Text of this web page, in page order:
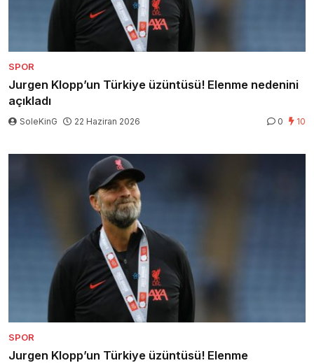
SPOR
Jurgen Klopp’un Türkiye üzüntüsü! Elenme nedenini
açıkladı
SoleKinG 22 Haziran 2026 0 10
SPOR
Jurgen Klopp’un Türkiye üzüntüsü! Elenme